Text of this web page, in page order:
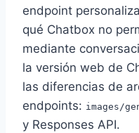
endpoint
qué Chatbox no
mediante
la versión web de
las diferencias de
endpoints: images/
y Responses API.